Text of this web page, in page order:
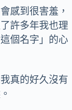
感到很害羞，
許多年我也理
個名字」的心
真的好久沒有